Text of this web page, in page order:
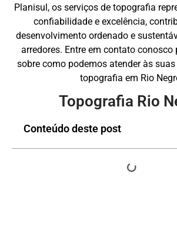
Planisul, os serviços de topografia
confiabilidade e excelência,
desenvolvimento ordenado e
arredores. Entre em contato conosco
sobre como podemos atender às
topografia em Rio
Topografia Rio
Conteúdo deste post